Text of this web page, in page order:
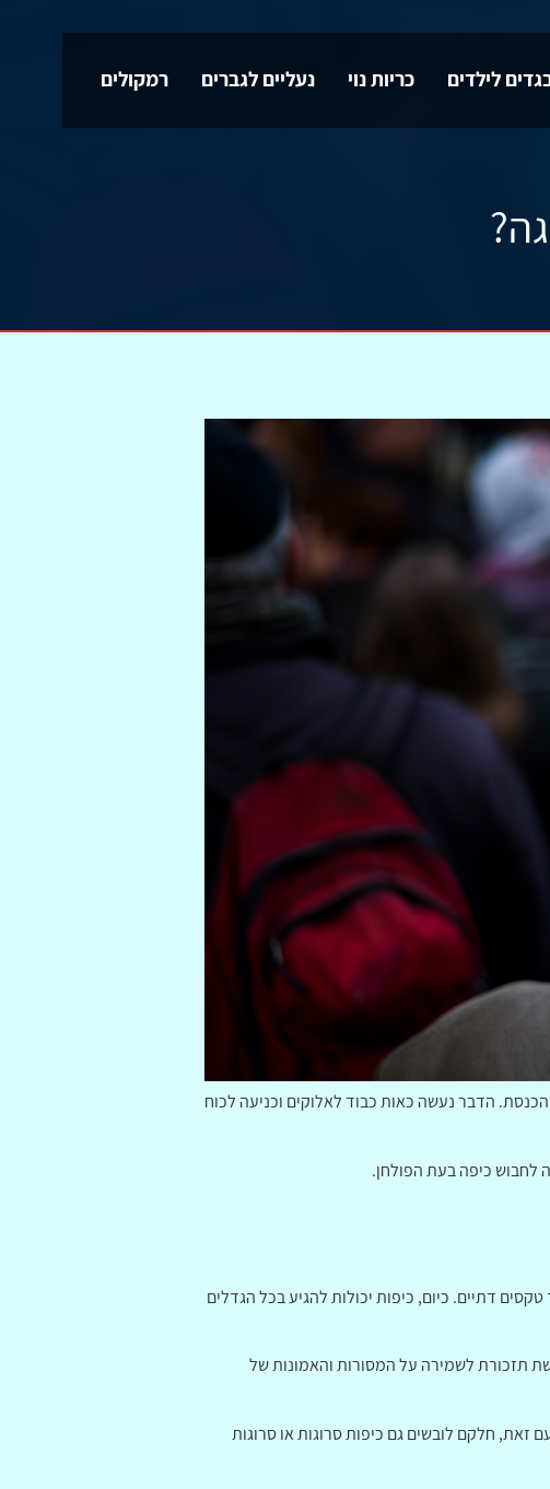
לילדים כריות נוי נעליים לגברים רמקולים
הדבר נעשה כאות כבוד לאלוקים וכניעה לכוח
לחבוש כיפה בעת הפולחן.
דתיים. כיום, כיפות יכולות להגיע בכל הגדלים
תזכורת לשמירה על המסורות והאמונות של
זאת, חלקם לובשים גם כיפות סרוגות או סרוגות